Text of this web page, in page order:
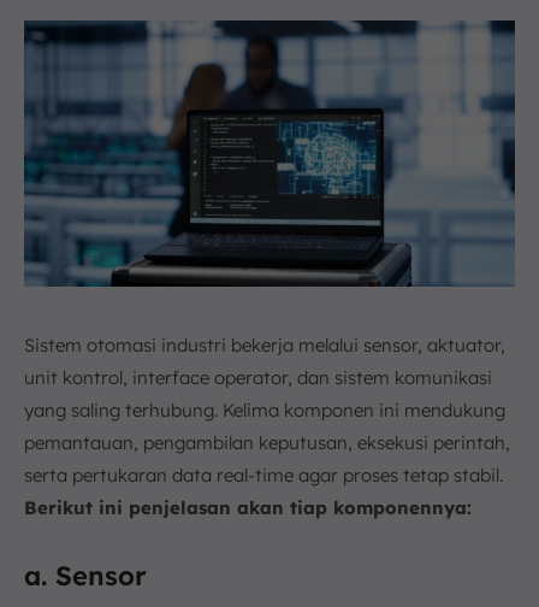
Sistem otomasi industri bekerja melalui sensor, aktuator,
unit kontrol, interface operator, dan sistem komunikasi
yang saling terhubung. Kelima komponen ini mendukung
pemantauan, pengambilan keputusan, eksekusi perintah,
serta pertukaran data real-time agar proses tetap stabil.
Berikut ini penjelasan akan tiap komponennya:
a. Sensor